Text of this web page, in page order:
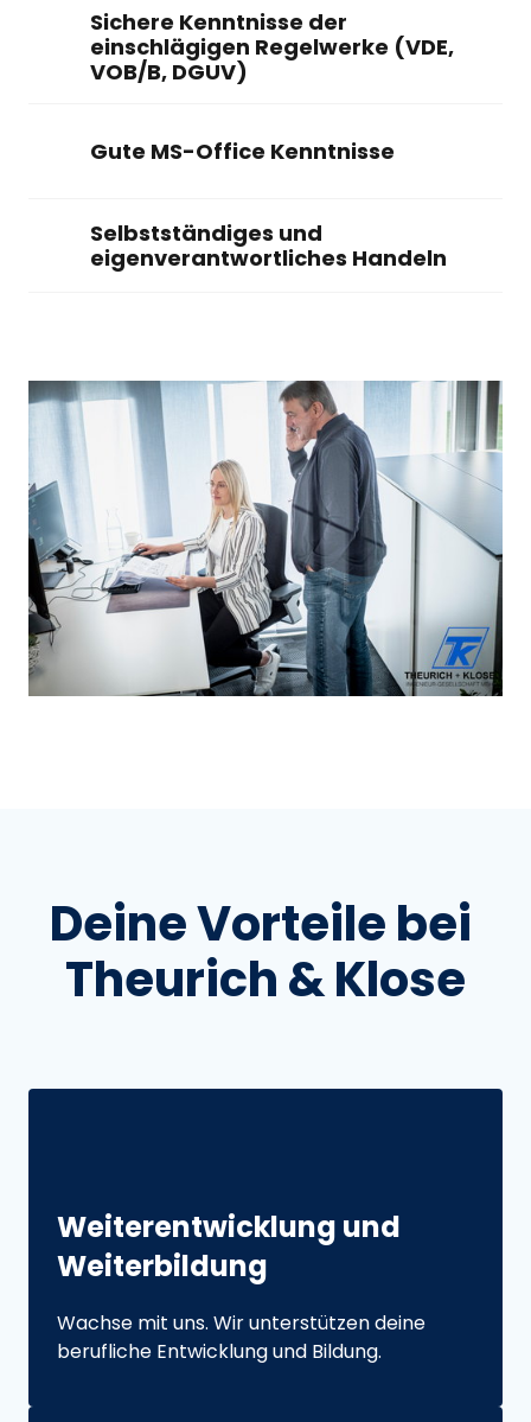
Sichere Kenntnisse der
einschlägigen Regelwerke (VDE,
VOB/B, DGUV)
Gute MS-Office Kenntnisse
Selbstständiges und
eigenverantwortliches Handeln
Deine Vorteile
Theurich & Klose
Weiter­ent­wick­lung
Weiterbildung
Wachse mit uns. Wir unterstützen deine
berufliche Entwicklung und Bildung.